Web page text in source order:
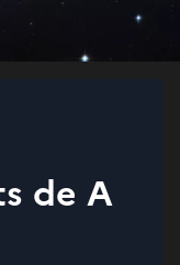
de A